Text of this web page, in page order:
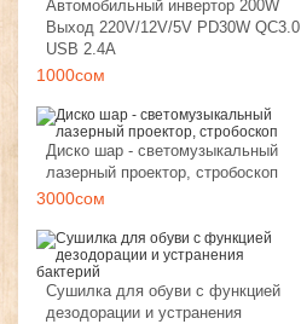
Автомобильный инвертор 200W
Выход 220V/12V/5V PD30W QC3.0
USB 2.4A
1000сом
Диско шар - светомузыкальный
лазерный проектор, стробоскоп
3000сом
Сушилка для обуви с функцией
дезодорации и устранения